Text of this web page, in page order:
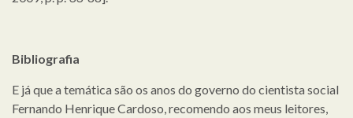
Bibliografia
E já que a temática são os anos do governo do cientista social
Fernando Henrique Cardoso, recomendo aos meus leitores,